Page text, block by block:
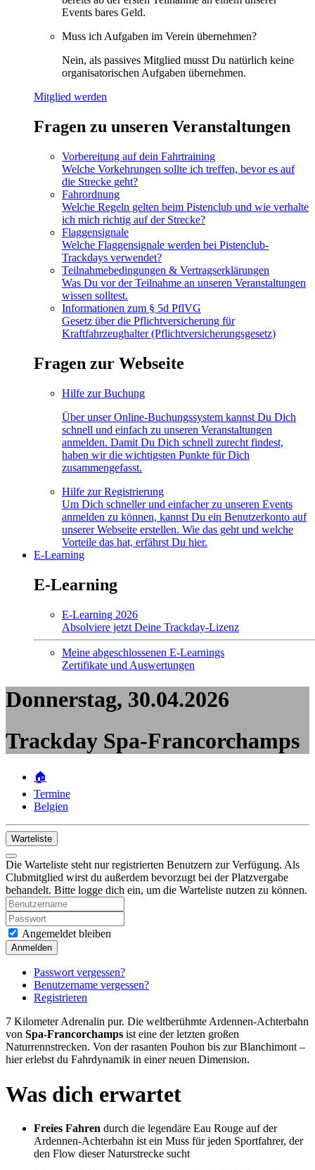
Events bares Geld.
Muss ich Aufgaben im Verein übernehmen?
Nein, als passives Mitglied musst Du natürlich keine
organisatorischen Aufgaben übernehmen.
Mitglied werden
Fragen zu unseren Veranstaltungen
Vorbereitung auf dein Fahrtraining
Welche Vorkehrungen sollte ich treffen, bevor es auf
die Strecke geht?
Fahrordnung
Welche Regeln gelten beim Pistenclub und wie verhalte
ich mich richtig auf der Strecke?
Flaggensignale
Welche Flaggensignale werden bei Pistenclub-
Trackdays verwendet?
Teilnahmebedingungen & Vertragserklärungen
Was Du vor der Teilnahme an unseren Veranstaltungen
wissen solltest.
Informationen zum § 5d PflVG
Gesetz über die Pflichtversicherung für
Kraftfahrzeughalter (Pflichtversicherungsgesetz)
Fragen zur Webseite
Hilfe zur Buchung
Über unser Online-Buchungssystem kannst Du Dich
schnell und einfach zu unseren Veranstaltungen
anmelden. Damit Du Dich schnell zurecht findest,
haben wir die wichtigsten Punkte für Dich
zusammengefasst.
Hilfe zur Registrierung
Um Dich schneller und einfacher zu unseren Events
anmelden zu können, kannst Du ein Benutzerkonto auf
unserer Webseite erstellen. Wie das geht und welche
Vorteile das hat, erfährst Du hier.
E-Learning
E-Learning
E-Learning 2026
Absolviere jetzt Deine Trackday-Lizenz
Meine abgeschlossenen E-Learnings
Zertifikate und Auswertungen
Donnerstag, 30.04.2026
Trackday Spa-Francorchamps
🏠
Termine
Belgien
Warteliste
Die Warteliste steht nur registrierten Benutzern zur Verfügung. Als
Clubmitglied wirst du außerdem bevorzugt bei der Platzvergabe
behandelt. Bitte logge dich ein, um die Warteliste nutzen zu können.
Angemeldet bleiben
Anmelden
Passwort vergessen?
Benutzername vergessen?
Registrieren
7 Kilometer Adrenalin pur. Die weltberühmte Ardennen-Achterbahn
von Spa-Francorchamps ist eine der letzten großen
Naturrennstrecken. Von der rasanten Pouhon bis zur Blanchimont –
hier erlebst du Fahrdynamik in einer neuen Dimension.
Was dich erwartet
Freies Fahren durch die legendäre Eau Rouge auf der
Ardennen-Achterbahn ist ein Muss für jeden Sportfahrer, der
den Flow dieser Naturstrecke sucht